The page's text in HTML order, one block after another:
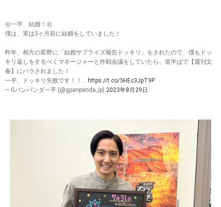
㊗️一平、結婚！㊗️
僕は、実は3ヶ月前に結婚をしていました！
昨年、相方の星野に「結婚サプライズ報告ドッキリ」をされたので、僕もドッ
キリ返しをするべくマネージャーと作戦会議をしていたら、道半ばで【週刊文
春】にバラされました！
一平、ドッキリ失敗です！！… https://t.co/SHEc3JpT9P
— Gパンパンダ一平 (@gpanpanda_ip) 2023年8月29日